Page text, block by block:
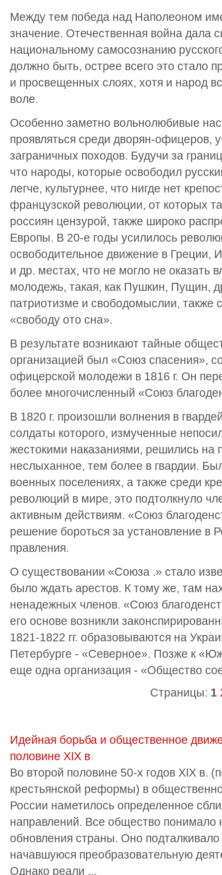
Между тем победа над Наполеоном
значение. Отечественная война дала
национальному самосознанию
должно быть, острее всего это стало
и просвещенных слоях, хотя и народ
воле.
Особенно заметно вольнолюбивые
проявляться среди дворян-офицеров,
заграничных походов. Будучи за
что народы, которые освободил
легче, культурнее, что нигде нет
французской революции, от которых
россиян цензурой, также широко
Европы. В 20-е годы усилилось
освободительное движение в Греции,
и др. местах, что не могло не оказать
молодежь, такая, как Пушкин, Пущин,
патриотизме и свободомыслии, также
«свободу ото сна».
В результате возникают тайные
организацией был «Союз спасения»,
офицерской молодежи в 1816 г. Он
более многочисленный «Союз
В 1820 г. произошли волнения в
солдаты которого, измученные
жестокими наказаниями, решились на
неслыханное, тем более в гвардии.
военных поселениях, а также среди
революций в мире, это подтолкнуло
активным действиям. «Союз
решение бороться за установление в
правления.
О существовании «Союза .» стало
было ждать арестов. К тому же, там
ненадежных членов. «Союз
его основе возникли
1821-1822 гг. образовываются на
Петербурге - «Северное». Позже к
еще одна организация - «Общество
Страницы: 1
Идейная борьба и общественное
половине XIX в
Во второй половине 50-х годов XIX в.
крестьянской реформы) в
России наметилось определенное
направлений. Все общество понимало
обновления страны. Оно
начавшуюся преобразовательную
Однако реали ...